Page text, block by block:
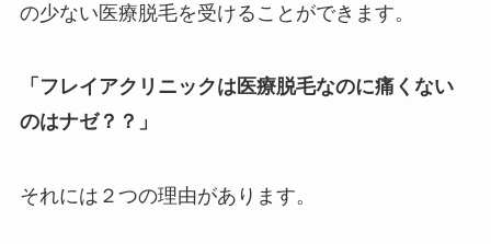
の少ない医療脱毛を受けることができます。
「フレイアクリニックは医療脱毛なのに痛くない
のはナゼ？？」
それには２つの理由があります。